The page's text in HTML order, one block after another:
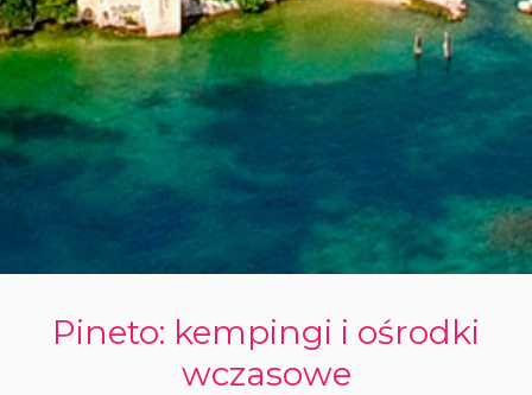
Pineto: kempingi i ośrodki
wczasowe